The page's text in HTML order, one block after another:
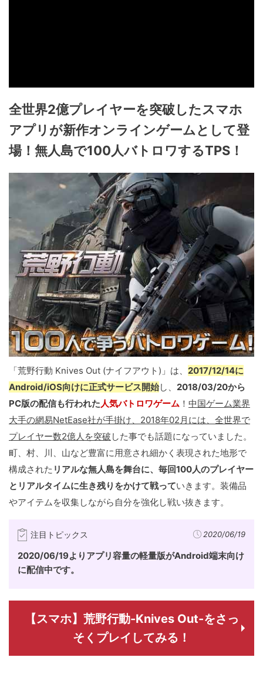
全世界2億プレイヤーを突破したスマホ
アプリが新作オンラインゲームとして登
場！無人島で100人バトロワするTPS！
「荒野行動 Knives Out (ナイフアウト)」は、 2017/12/14に
Android/iOS向けに正式サービス開始し、 2018/03/20から
PC版の配信も行われた人気バトロワゲーム ！ 中国ゲーム業界
大手の網易NetEase社が手掛け、2018年02月には、全世界で
プレイヤー数2億人を突破 した事でも話題になっていました。
町、村、川、山など豊富に用意され細かく表現された地形で
構成された リアルな無人島を舞台に、毎回100人のプレイヤー
とリアルタイムに生き残りをかけて戦っていきます。装備品
やアイテムを収集しながら自分を強化し戦い抜きます。
注目トピックス 2020/06/19
2020/06/19よりアプリ容量の軽量版がAndroid端末向け
に配信中です。
【スマホ】荒野行動-Knives Out-をさっ
そくプレイしてみる！